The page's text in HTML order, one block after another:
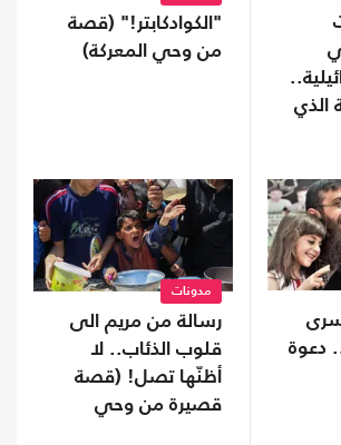
الذي
"الكوادكابتر!" (قصة
من وحي المعركة)
دعوة
مدونات
رسالة من مريم الى
قلوب الذئاب.. لا
أظنّها تصل! (قصة
قصيرة من وحي